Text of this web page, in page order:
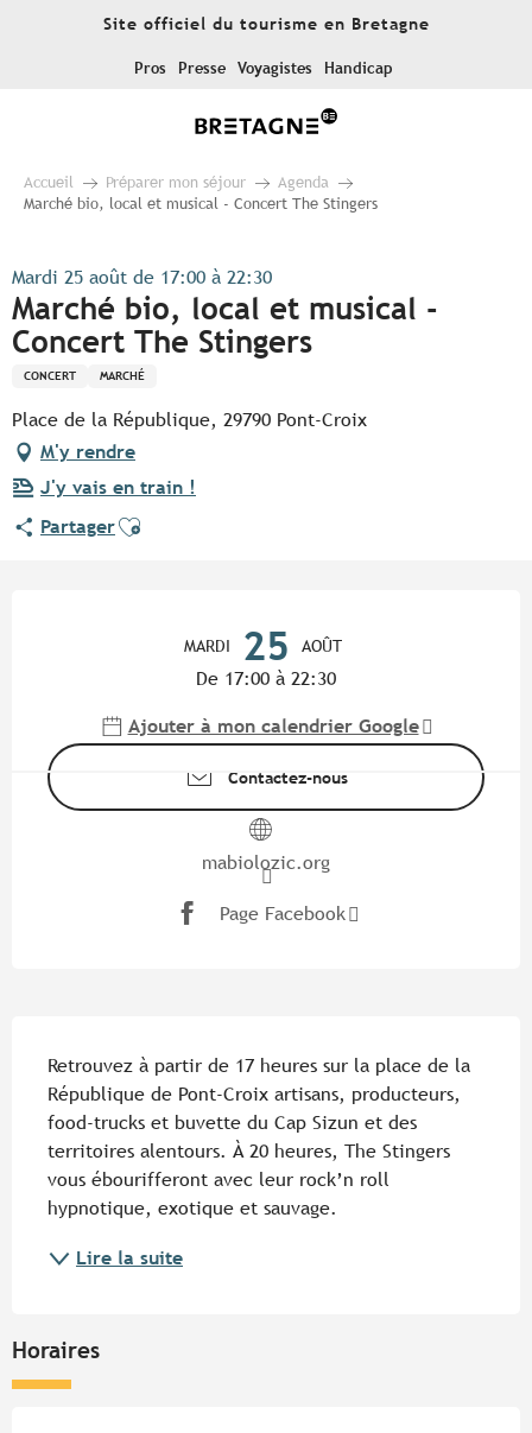
Site officiel du tourisme en Bretagne
Pros Presse Voyagistes Handicap
Accueil Préparer mon séjour
Agenda
Marché bio, local et musical - Concert The Stingers
Mardi 25 août de 17:00 à 22:30
Marché bio, local et musical -
Concert The Stingers
CONCERT MARCHÉ
Place de la République, 29790 Pont-Croix
M'y rendre
J'y vais en train !
PartagerAjouter aux favoris
MARDI 25 AOÛT
De 17:00 à 22:30
Ajouter à mon calendrier Google
Contactez-nous
mabiolozic.org
Page Facebook
Retrouvez à partir de 17 heures sur la place de la
République de Pont-Croix artisans, producteurs,
food-trucks et buvette du Cap Sizun et des
territoires alentours. À 20 heures, The Stingers
vous ébourifferont avec leur rock’n roll
hypnotique, exotique et sauvage.
Lire la suite
Horaires